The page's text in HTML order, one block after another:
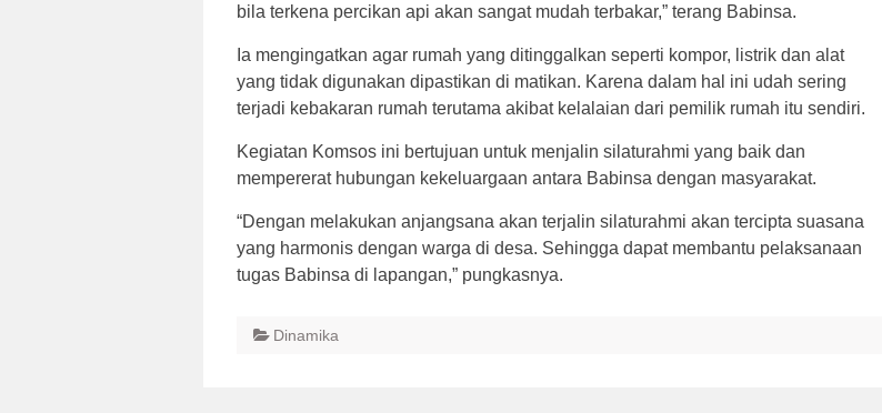
bila terkena percikan api akan sangat mudah terbakar,” terang Babinsa.
Ia mengingatkan agar rumah yang ditinggalkan seperti kompor, listrik dan alat
yang tidak digunakan dipastikan di matikan. Karena dalam hal ini udah sering
terjadi kebakaran rumah terutama akibat kelalaian dari pemilik rumah itu sendiri.
Kegiatan Komsos ini bertujuan untuk menjalin silaturahmi yang baik dan
mempererat hubungan kekeluargaan antara Babinsa dengan masyarakat.
“Dengan melakukan anjangsana akan terjalin silaturahmi akan tercipta suasana
yang harmonis dengan warga di desa. Sehingga dapat membantu pelaksanaan
tugas Babinsa di lapangan,” pungkasnya.
Dinamika